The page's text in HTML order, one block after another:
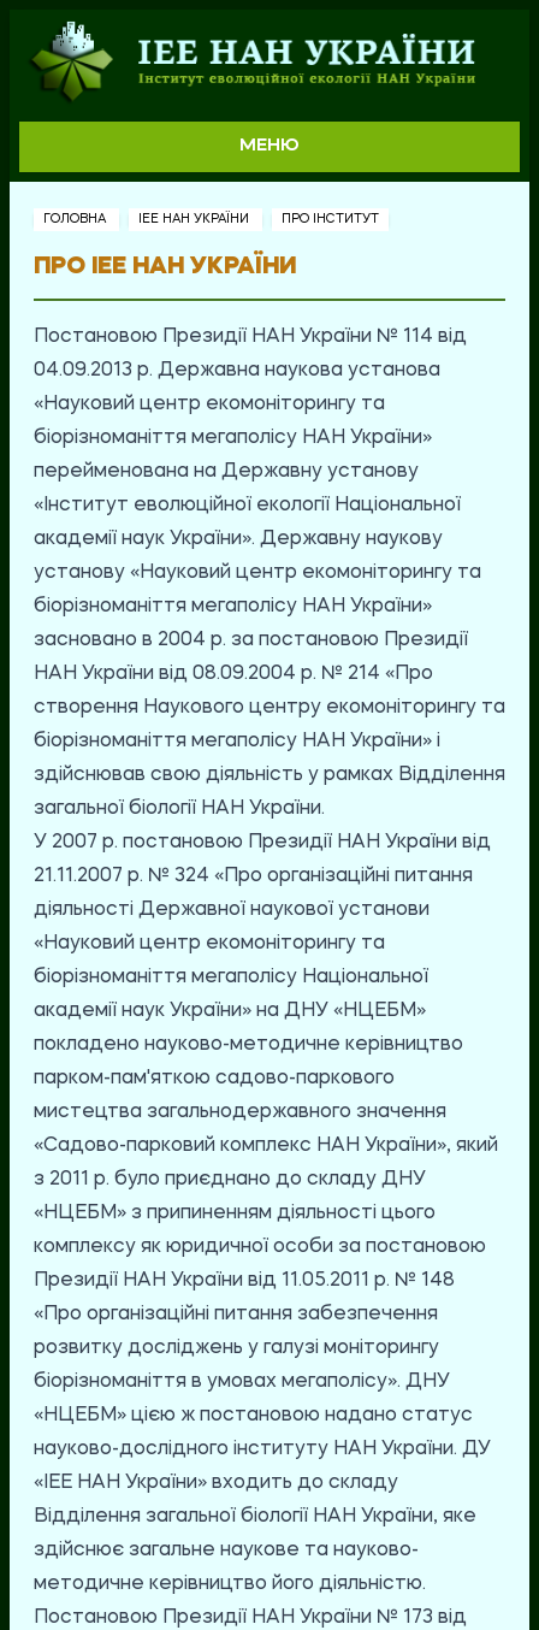
МЕНЮ
ГОЛОВНА ІЕЕ НАН УКРАЇНИ ПРО ІНСТИТУТ
ПРО ІЕЕ НАН УКРАЇНИ
Постановою Президії НАН України № 114 від
04.09.2013 р. Державна наукова установа
«Науковий центр екомоніторингу та
біорізноманіття мегаполісу НАН України»
перейменована на Державну установу
«Інститут еволюційної екології Національної
академії наук України». Державну наукову
установу «Науковий центр екомоніторингу та
біорізноманіття мегаполісу НАН України»
засновано в 2004 р. за постановою Президії
НАН України від 08.09.2004 р. № 214 «Про
створення Наукового центру екомоніторингу та
біорізноманіття мегаполісу НАН України» і
здійснював свою діяльність у рамках Відділення
загальної біології НАН України.
У 2007 р. постановою Президії НАН України від
21.11.2007 р. № 324 «Про організаційні питання
діяльності Державної наукової установи
«Науковий центр екомоніторингу та
біорізноманіття мегаполісу Національної
академії наук України» на ДНУ «НЦЕБМ»
покладено науково-методичне керівництво
парком-пам'яткою садово-паркового
мистецтва загальнодержавного значення
«Садово-парковий комплекс НАН України», який
з 2011 р. було приєднано до складу ДНУ
«НЦЕБМ» з припиненням діяльності цього
комплексу як юридичної особи за постановою
Президії НАН України від 11.05.2011 р. № 148
«Про організаційні питання забезпечення
розвитку досліджень у галузі моніторингу
біорізноманіття в умовах мегаполісу». ДНУ
«НЦЕБМ» цією ж постановою надано статус
науково-дослідного інституту НАН України. ДУ
«ІЕЕ НАН України» входить до складу
Відділення загальної біології НАН України, яке
здійснює загальне наукове та науково-
методичне керівництво його діяльністю.
Постановою Президії НАН України № 173 від